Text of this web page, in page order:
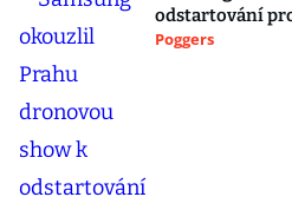
odstartování
Poggers